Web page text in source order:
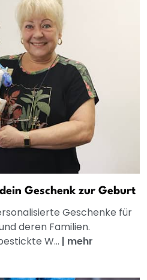
Geschenk zur Geburt
Geschenke für
deren Familien.
W... | mehr